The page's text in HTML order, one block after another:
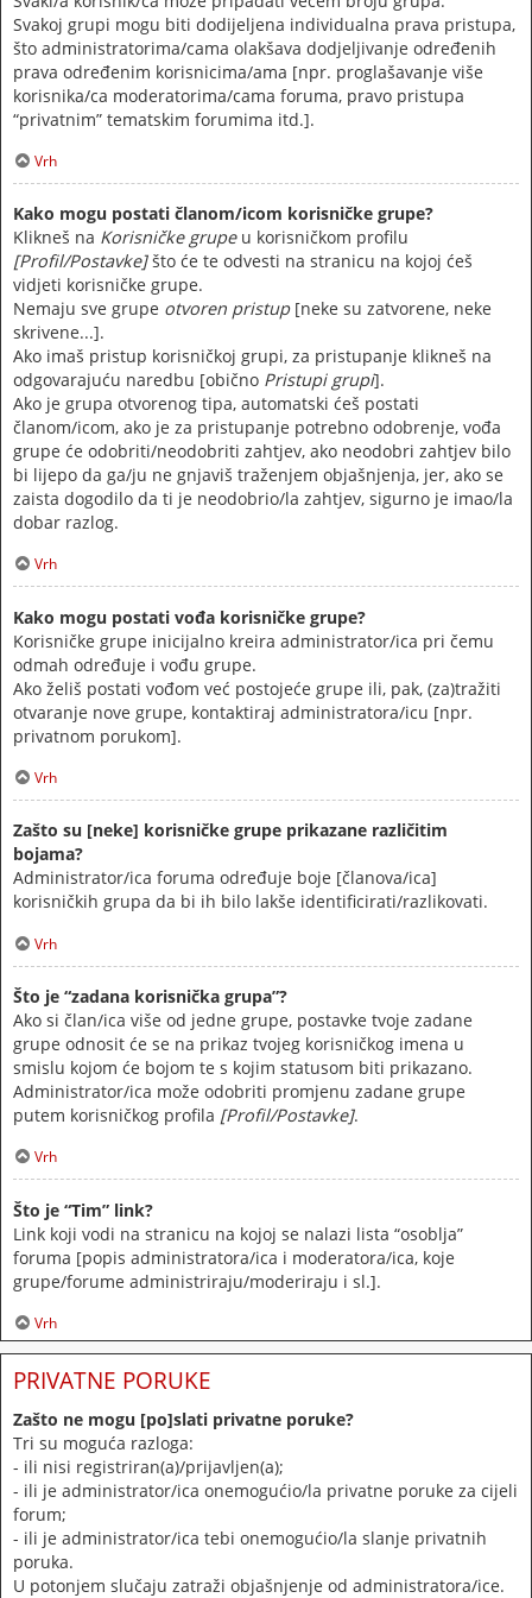
Svakoj grupi mogu biti dodijeljena individualna prava pristupa,
što administratorima/cama olakšava dodjeljivanje određenih
prava određenim korisnicima/ama [npr. proglašavanje više
korisnika/ca moderatorima/cama foruma, pravo pristupa
“privatnim” tematskim forumima itd.].
Vrh
Kako mogu postati članom/icom korisničke grupe?
Klikneš na Korisničke grupeu korisničkom profilu
[Profil/Postavke]što će te odvesti na stranicu na kojoj ćeš
vidjeti korisničke grupe.
Nemaju sve grupe otvoren pristup[neke su zatvorene, neke
skrivene...].
Ako imaš pristup korisničkoj grupi, za pristupanje klikneš na
odgovarajuću naredbu [obično Pristupi grupi].
Ako je grupa otvorenog tipa, automatski ćeš postati
članom/icom, ako je za pristupanje potrebno odobrenje, vođa
grupe će odobriti/neodobriti zahtjev, ako neodobri zahtjev bilo
bi lijepo da ga/ju ne gnjaviš traženjem objašnjenja, jer, ako se
zaista dogodilo da ti je neodobrio/la zahtjev, sigurno je imao/la
dobar razlog.
Vrh
Kako mogu postati vođa korisničke grupe?
Korisničke grupe inicijalno kreira administrator/ica pri čemu
odmah određuje i vođu grupe.
Ako želiš postati vođom već postojeće grupe ili, pak, (za)tražiti
otvaranje nove grupe, kontaktiraj administratora/icu [npr.
privatnom porukom].
Vrh
Zašto su [neke] korisničke grupe prikazane različitim
bojama?
Administrator/ica foruma određuje boje [članova/ica]
korisničkih grupa da bi ih bilo lakše identificirati/razlikovati.
Vrh
Što je “zadana korisnička grupa”?
Ako si član/ica više od jedne grupe, postavke tvoje zadane
grupe odnosit će se na prikaz tvojeg korisničkog imena u
smislu kojom će bojom te s kojim statusom biti prikazano.
Administrator/ica može odobriti promjenu zadane grupe
putem korisničkog profila [Profil/Postavke].
Vrh
Što je “Tim” link?
Link koji vodi na stranicu na kojoj se nalazi lista “osoblja”
foruma [popis administratora/ica i moderatora/ica, koje
grupe/forume administriraju/moderiraju i sl.].
Vrh
PRIVATNE PORUKE
Zašto ne mogu [po]slati privatne poruke?
Tri su moguća razloga:
- ili nisi registriran(a)/prijavljen(a);
- ili je administrator/ica onemogućio/la privatne poruke za cijeli
forum;
- ili je administrator/ica tebi onemogućio/la slanje privatnih
poruka.
U potonjem slučaju zatraži objašnjenje od administratora/ice.